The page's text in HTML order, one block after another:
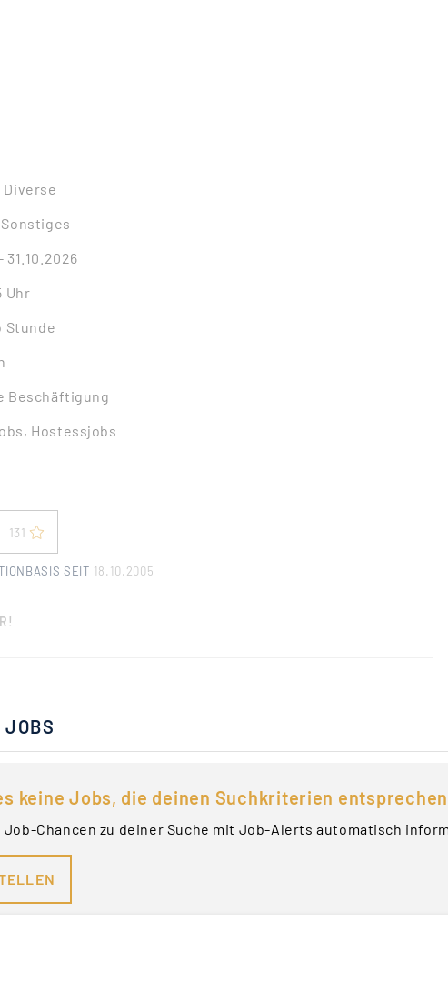
31.10.2026
Uhr
Stunde
Beschäftigung
Hostessjobs
131
SEIT 18.10.2005
JOBS
keine Jobs, die deinen Suchkriterien
Job-Chancen zu deiner Suche mit Job-Alerts automatisch